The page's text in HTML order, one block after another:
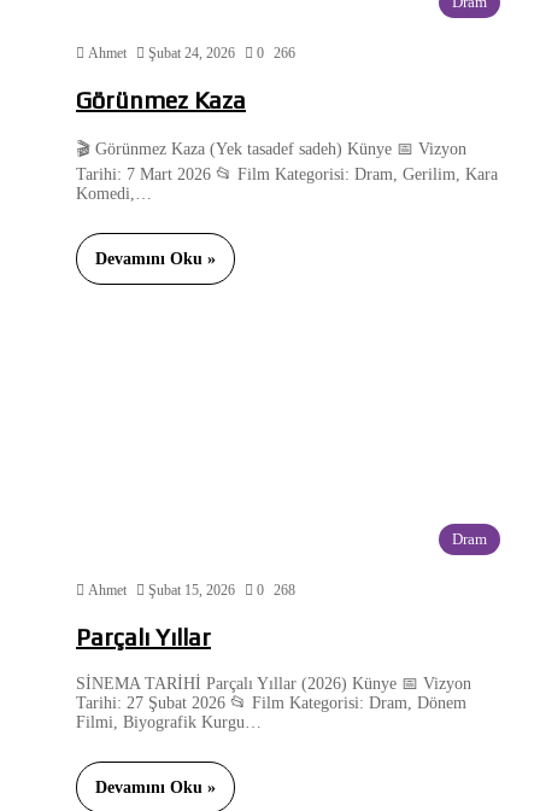
Ahmet Şubat 24, 2026 0 266
Görünmez Kaza
🎬 Görünmez Kaza (Yek tasadef sadeh) Künye 📅 Vizyon
Tarihi: 7 Mart 2026 📂 Film Kategorisi: Dram, Gerilim, Kara
Komedi,…
Devamını Oku »
Dram
Ahmet Şubat 15, 2026 0 268
Parçalı Yıllar
SİNEMA TARİHİ Parçalı Yıllar (2026) Künye 📅 Vizyon
Tarihi: 27 Şubat 2026 📂 Film Kategorisi: Dram, Dönem
Filmi, Biyografik Kurgu…
Devamını Oku »